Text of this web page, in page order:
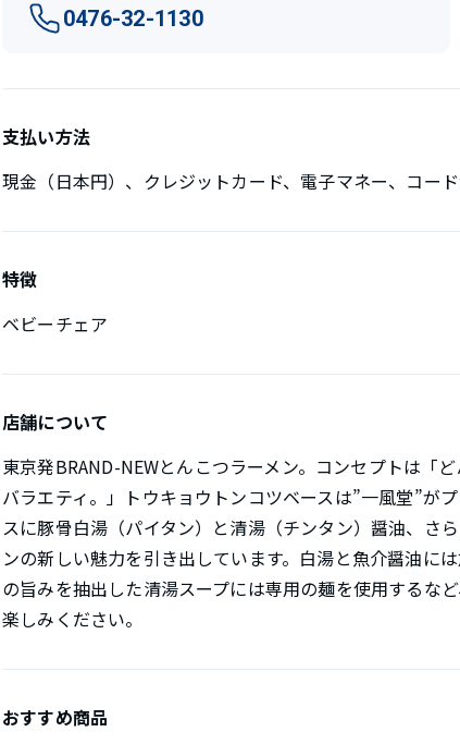
0476-32-1130
支払い方法
現金（日本円）、クレジットカード、電子マネー、コー
特徴
ベビーチェア
店舗について
東京発BRAND-NEWとんこつラーメン。コンセプトは「
バラエティ。」トウキョウトンコツベースは”一風堂”が
スに豚骨白湯（パイタン）と清湯（チンタン）醤油、さ
ンの新しい魅力を引き出しています。白湯と魚介醤油に
の旨みを抽出した清湯スープには専用の麺を使用するな
楽しみください。
おすすめ商品